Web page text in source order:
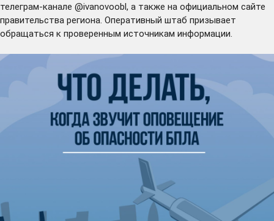
телеграм-канале @ivanovoobl, а также на официальном сайте
правительства региона. Оперативный штаб призывает
обращаться к проверенным источникам информации.